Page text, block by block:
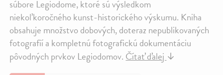
súbore Legiodome, ktoré sú výsledkom
niekoľkoročného kunst-historického výskumu. Kniha
obsahuje množstvo dobových, doteraz nepublikovaných
fotografií a kompletnú fotografickú dokumentáciu
pôvodných prvkov Legiodomov.Čítať ďalej↓